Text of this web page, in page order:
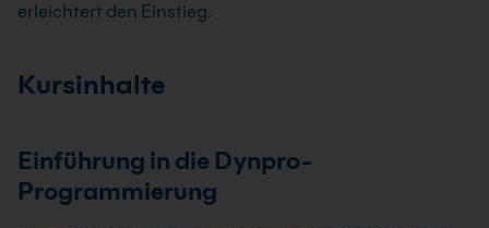
erleichtert den Einstieg.
Kursinhalte
Einführung in die Dynpro-
Programmierung